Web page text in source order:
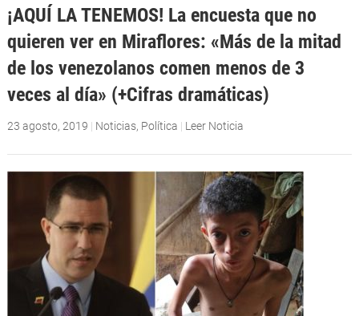
¡AQUÍ LA TENEMOS! La encuesta que no
quieren ver en Miraflores: «Más de la mitad
de los venezolanos comen menos de 3
veces al día» (+Cifras dramáticas)
23 agosto, 2019 | Noticias, Política | Leer Noticia